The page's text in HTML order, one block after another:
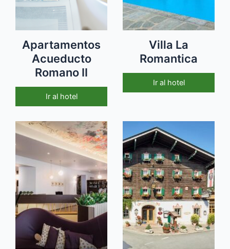
Apartamentos
Acueducto
Romano II
Ir al hotel
Villa La
Romantica
Ir al hotel